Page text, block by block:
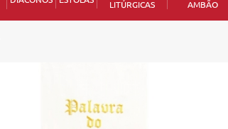
LITÚRGICAS
AMBÃO